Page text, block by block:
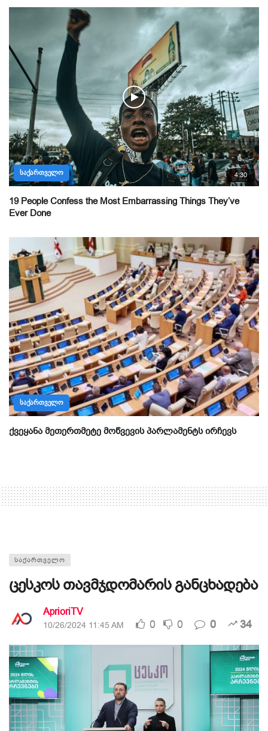
4:30
ᲡᲐᲥᲐᲠᲗᲕᲔᲚᲝ
19 People Confess the Most Embarrassing Things They’ve
Ever Done
ᲡᲐᲥᲐᲠᲗᲕᲔᲚᲝ
ქვეყანა მეთერთმეტე მოწვევის პარლამენტს ირჩევს
ᲡᲐᲥᲐᲠᲗᲕᲔᲚᲝ
ცესკოს თავმჯდომარის განცხადება
AprioriTV
10/26/2024 11:45 AM 0 0 0 34